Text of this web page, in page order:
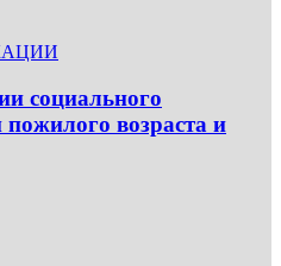
социального
возраста и